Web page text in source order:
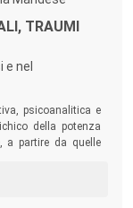
TRAUMI
e nel
psicoanalitica e
della potenza
a partire da quelle